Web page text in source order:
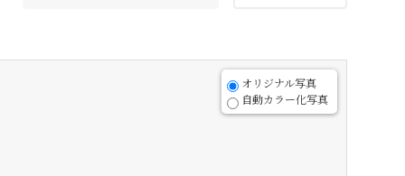
オリジナル写真
自動カラー化写真